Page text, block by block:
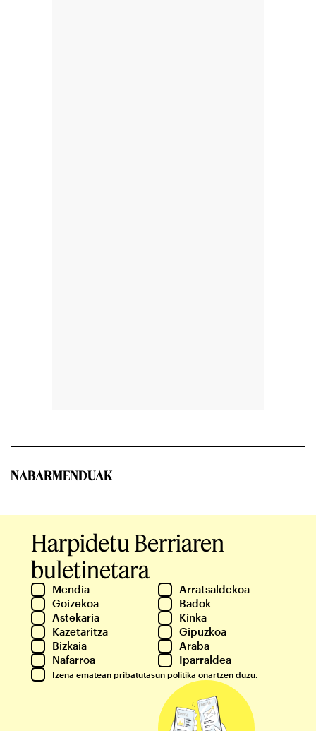
NABARMENDUAK
Harpidetu Berriaren
buletinetara
Mendia
Arratsaldekoa
Goizekoa
Badok
Astekaria
Kinka
Kazetaritza
Gipuzkoa
Bizkaia
Araba
Nafarroa
Iparraldea
Izena ematean pribatutasun politika onartzen duzu.